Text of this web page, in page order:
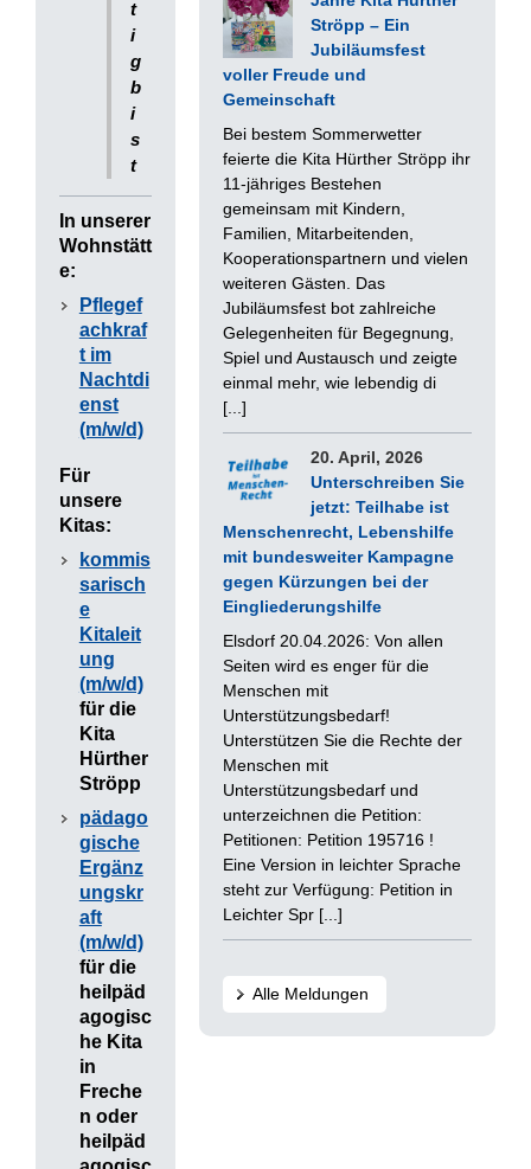
t
i
g
b
i
s
t
In unserer
Wohnstätt
e:
Pflegef
achkraf
t im
Nachtdi
enst
(m/w/d)
Für
unsere
Kitas:
kommis
sarisch
e
Kitaleit
ung
(m/w/d)
für die
Kita
Hürther
Ströpp
pädago
gische
Ergänz
ungskr
aft
(m/w/d)
für die
heilpäd
agogisc
he Kita
in
Freche
n oder
heilpäd
Ströpp – Ein
Jubiläumsfest
voller Freude und
Gemeinschaft
Bei bestem Sommerwetter
feierte die Kita Hürther Ströpp ihr
11-jähriges Bestehen
gemeinsam mit Kindern,
Familien, Mitarbeitenden,
Kooperationspartnern und vielen
weiteren Gästen. Das
Jubiläumsfest bot zahlreiche
Gelegenheiten für Begegnung,
Spiel und Austausch und zeigte
einmal mehr, wie lebendig di
[...]
20. April, 2026
Unterschreiben Sie
jetzt: Teilhabe ist
Menschenrecht, Lebenshilfe
mit bundesweiter Kampagne
gegen Kürzungen bei der
Eingliederungshilfe
Elsdorf 20.04.2026: Von allen
Seiten wird es enger für die
Menschen mit
Unterstützungsbedarf!
Unterstützen Sie die Rechte der
Menschen mit
Unterstützungsbedarf und
unterzeichnen die Petition:
Petitionen: Petition 195716 !
Eine Version in leichter Sprache
steht zur Verfügung: Petition in
Leichter Spr [...]
Alle Meldungen